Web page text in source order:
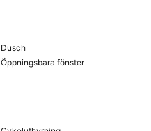
Dusch
Öppningsbara fönster